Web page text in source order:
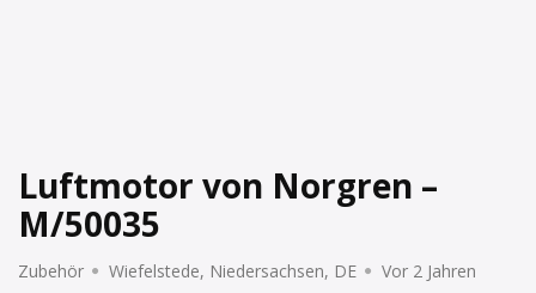
Luftmotor von Norgren –
M/50035
Zubehör Wiefelstede, Niedersachsen, DE Vor 2 Jahren